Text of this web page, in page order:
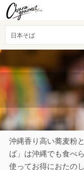
日本そば
沖縄香り高い蕎麦粉
ば」は沖縄でも食べ
使ってお得におたの